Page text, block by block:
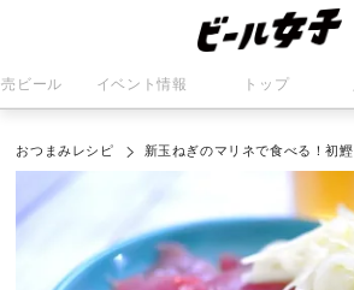
ビール イベント情報 トップ
おつまみレシピ 新玉ねぎのマリネで食べる！初鰹